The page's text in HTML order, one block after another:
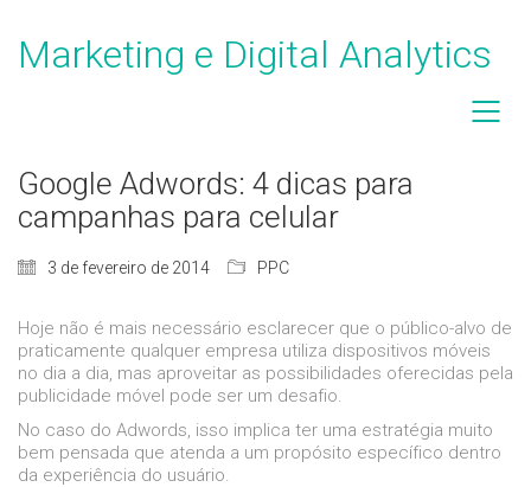
Marketing e Digital Analytics
Google Adwords: 4 dicas para
campanhas para celular
3 de fevereiro de 2014 PPC
Hoje não é mais necessário esclarecer que o público-alvo de
praticamente qualquer empresa utiliza dispositivos móveis
no dia a dia, mas aproveitar as possibilidades oferecidas pela
publicidade móvel pode ser um desafio.
No caso do Adwords, isso implica ter uma estratégia muito
bem pensada que atenda a um propósito específico dentro
da experiência do usuário.